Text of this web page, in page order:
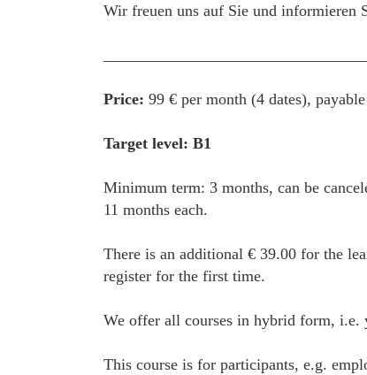
Wir freuen uns auf Sie und informieren
Price: 99 € per month (4 dates),
Target level: B1
Minimum term: 3 months, can be
11 months each.
There is an additional € 39.00 for the
register for the first time.
We offer all courses in hybrid form, i.e.
This course is for participants, e.g.